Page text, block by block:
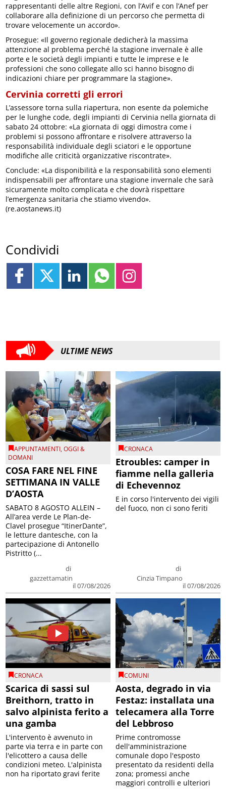
rappresentanti delle altre Regioni, con l’Avif e con l’Anef per
collaborare alla definizione di un percorso che permetta di
trovare velocemente un accordo».
Prosegue: «Il governo regionale dedicherà la massima
attenzione al problema perché la stagione invernale è alle
porte e le società degli impianti e tutte le imprese e le
professioni che sono collegate allo sci hanno bisogno di
indicazioni chiare per programmare la stagione».
Cervinia corretti gli errori
L’assessore torna sulla riapertura, non esente da polemiche
per le lunghe code, degli impianti di Cervinia nella giornata di
sabato 24 ottobre: «La giornata di oggi dimostra come i
problemi si possono affrontare e risolvere attraverso la
responsabilità individuale degli sciatori e le opportune
modifiche alle criticità organizzative riscontrate».
Conclude: «La disponibilità e la responsabilità sono elementi
indispensabili per affrontare una stagione invernale che sarà
sicuramente molto complicata e che dovrà rispettare
l’emergenza sanitaria che stiamo vivendo».
(re.aostanews.it)
Condividi
ULTIME NEWS
APPUNTAMENTI,OGGI &
DOMANI
COSA FARE NEL FINE
SETTIMANA IN VALLE
D’AOSTA
di
gazzettamatin
il 07/08/2026
SABATO 8 AGOSTO ALLEIN –
All’area verde Le Plan-de-
Clavel prosegue “ItinerDante”,
le letture dantesche, con la
partecipazione di Antonello
Pistritto (...
CRONACA
Etroubles: camper in
fiamme nella galleria
di Echevennoz
di
Cinzia Timpano
il 07/08/2026
E in corso l'intervento dei vigili
del fuoco, non ci sono feriti
CRONACA
Scarica di sassi sul
Breithorn, tratto in
salvo alpinista ferito a
una gamba
L'intervento è avvenuto in
parte via terra e in parte con
l'elicottero a causa delle
condizioni meteo. L'alpinista
non ha riportato gravi ferite
COMUNI
Aosta, degrado in via
Festaz: installata una
telecamera alla Torre
del Lebbroso
Prime contromosse
dell'amministrazione
comunale dopo l'esposto
presentato da residenti della
zona; promessi anche
maggiori controlli e ulteriori